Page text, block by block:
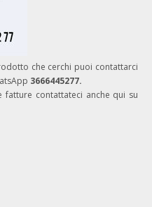
che cerchi puoi contattarci
3666445277.
contattateci anche qui su